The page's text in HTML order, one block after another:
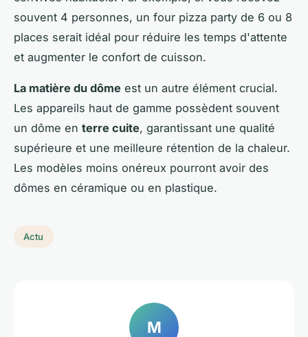
souvent 4 personnes, un four pizza party de 6 ou 8
places serait idéal pour réduire les temps d'attente
et augmenter le confort de cuisson.
La matière du dôme est un autre élément crucial.
Les appareils haut de gamme possèdent souvent
un dôme en terre cuite, garantissant une qualité
supérieure et une meilleure rétention de la chaleur.
Les modèles moins onéreux pourront avoir des
dômes en céramique ou en plastique.
Actu
M